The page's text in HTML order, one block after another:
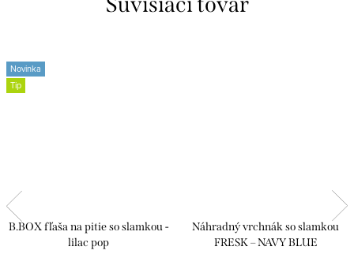
Novinka
Tip
B.BOX fľaša na pitie so slamkou -
lilac pop
Náhradný vrchnák so slamkou
FRESK – NAVY BLUE